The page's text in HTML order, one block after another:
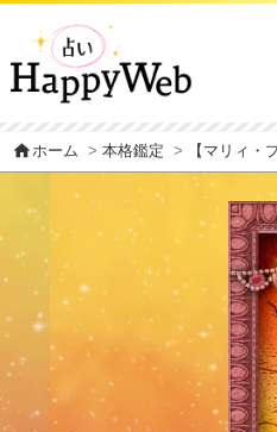
homeホーム > 本格鑑定 > 【マリィ・